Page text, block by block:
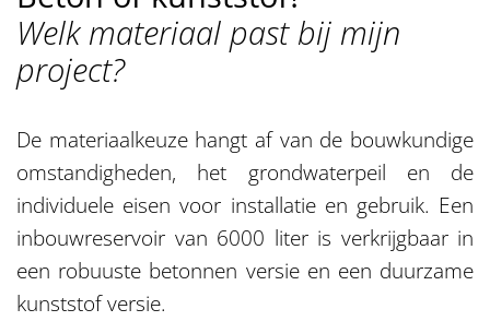
Welk materiaal past bij mijn
project?
De materiaalkeuze hangt af van de bouwkundige
omstandigheden, het grondwaterpeil en de
individuele eisen voor installatie en gebruik. Een
inbouwreservoir van 6000 liter is verkrijgbaar in
een robuuste betonnen versie en een duurzame
kunststof versie.